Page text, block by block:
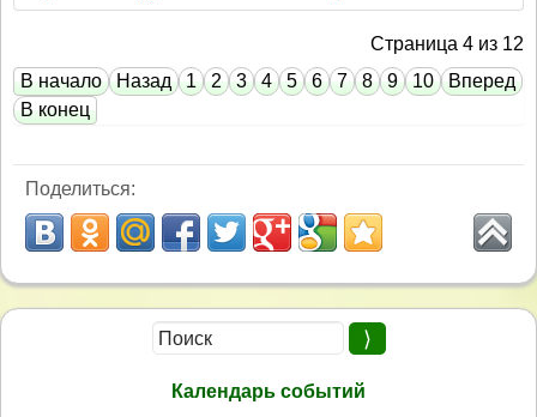
Страница 4 из 12
В начало
Назад 1 2 3 4 5 6 7 8 9 10
Вперед
В конец
Поделиться:
Календарь событий